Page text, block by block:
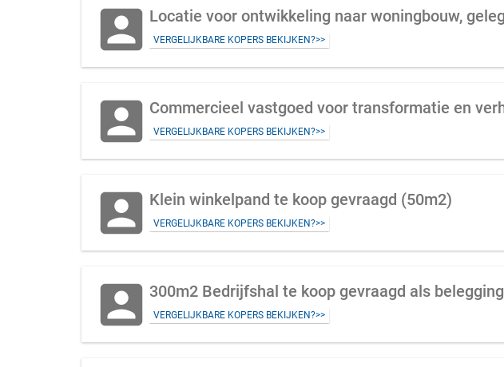
account_box VERGELIJKBARE KOPERS BEKIJKEN?>>
account_box VERGELIJKBARE KOPERS BEKIJKEN?>>
account_box Klein winkelpand te koop gevraagd (50m2)
VERGELIJKBARE KOPERS BEKIJKEN?>>
account_box 300m2 Bedrijfshal te koop gevraagd als belegging
VERGELIJKBARE KOPERS BEKIJKEN?>>